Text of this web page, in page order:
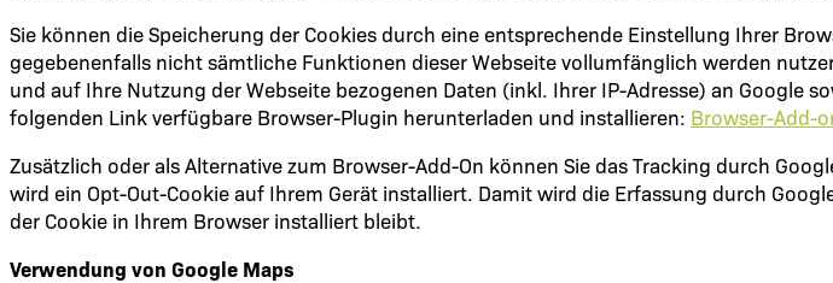
Sie können die Speicherung der Cookies durch eine entsprechende Einstellung Ihrer
gegebenenfalls nicht sämtliche Funktionen dieser Webseite vollumfänglich werden
und auf Ihre Nutzung der Webseite bezogenen Daten (inkl. Ihrer IP-Adresse) an Google
folgenden Link verfügbare Browser-Plugin herunterladen und installieren: Browser-Add-
Zusätzlich oder als Alternative zum Browser-Add-On können Sie das Tracking durch
wird ein Opt-Out-Cookie auf Ihrem Gerät installiert. Damit wird die Erfassung durch
der Cookie in Ihrem Browser installiert bleibt.
Verwendung von Google Maps